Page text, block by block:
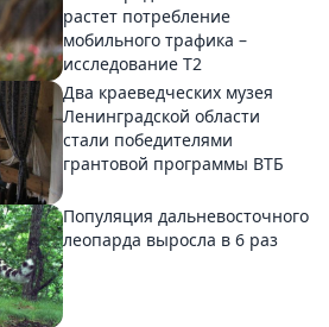
растет потребление
мобильного трафика –
исследование T2
Два краеведческих музея
Ленинградской области
стали победителями
грантовой программы ВТБ
Популяция дальневосточного
леопарда выросла в 6 раз